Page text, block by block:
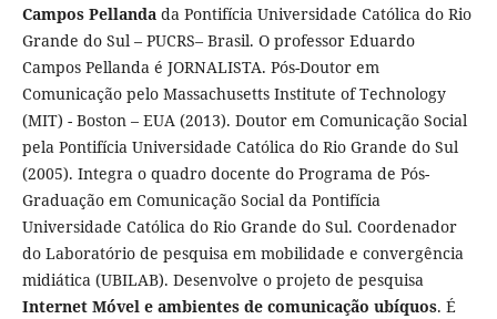
Campos Pellandada Pontifícia Universidade Católica do Rio
Grande do Sul – PUCRS– Brasil. O professor Eduardo
Campos Pellanda é JORNALISTA. Pós-Doutor em
Comunicação pelo Massachusetts Institute of Technology
(MIT) - Boston – EUA (2013). Doutor em Comunicação Social
pela Pontifícia Universidade Católica do Rio Grande do Sul
(2005). Integra o quadro docente do Programa de Pós-
Graduação em Comunicação Social da Pontifícia
Universidade Católica do Rio Grande do Sul. Coordenador
do Laboratório de pesquisa em mobilidade e convergência
midiática (UBILAB). Desenvolve o projeto de pesquisa
Internet Móvel e ambientes de comunicação ubíquos. É